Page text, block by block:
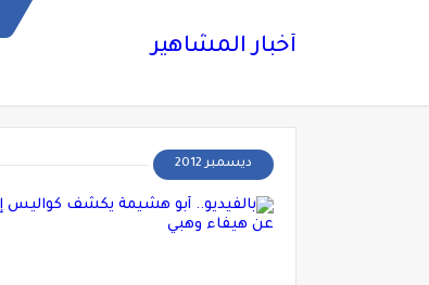
أخبار المشاهير
ديسمبر 2012